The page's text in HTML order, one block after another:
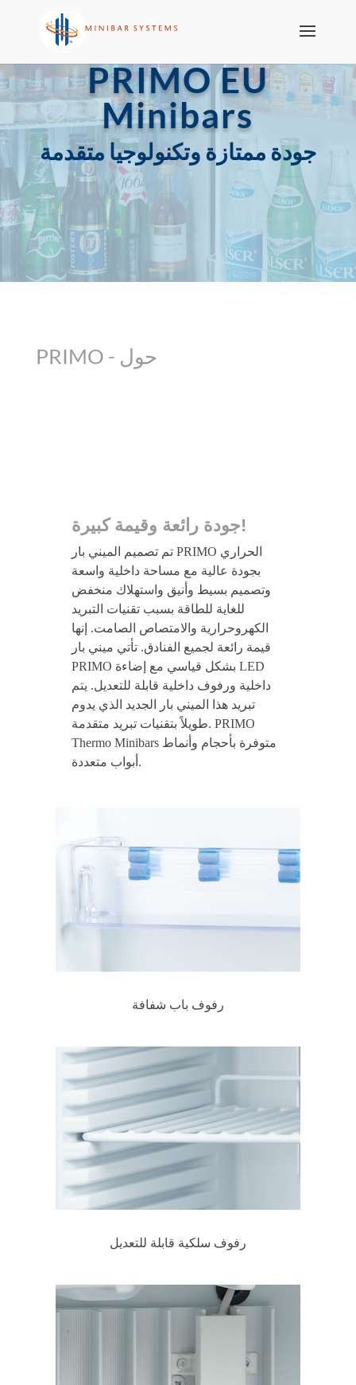
PRIMO EU
Minibars
جودة ممتازة وتكنولوجيا متقدمة
PRIMO - حول
جودة رائعة وقيمة كبيرة!
تم تصميم الميني بار PRIMO الحراري
بجودة عالية مع مساحة داخلية واسعة
وتصميم بسيط وأنيق واستهلاك منخفض
للغاية للطاقة بسبب تقنيات التبريد
الكهروحرارية والامتصاص الصامت. إنها
قيمة رائعة لجميع الفنادق. تأتي ميني بار
PRIMO بشكل قياسي مع إضاءة LED
داخلية ورفوف داخلية قابلة للتعديل. يتم
تبريد هذا الميني بار الجديد الذي يدوم
طويلاً بتقنيات تبريد متقدمة. PRIMO
Thermo Minibars متوفرة بأحجام وأنماط
أبواب متعددة.
رفوف باب شفافة
رفوف سلكية قابلة للتعديل